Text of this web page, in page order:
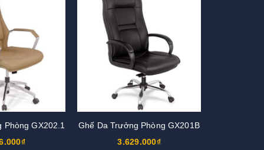
GX202.1
Ghế Da Trưởng Phòng GX201B
3.629.000₫